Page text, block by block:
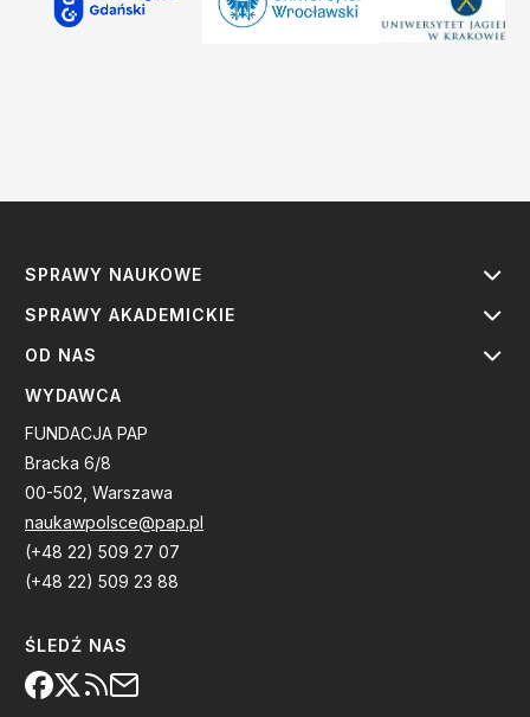
SPRAWY NAUKOWE
SPRAWY AKADEMICKIE
OD NAS
WYDAWCA
FUNDACJA PAP
Bracka 6/8
00-502, Warszawa
naukawpolsce@pap.pl
(+48 22) 509 27 07
(+48 22) 509 23 88
ŚLEDŹ NAS